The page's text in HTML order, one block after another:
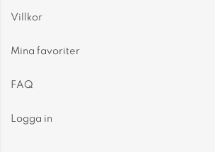
Villkor
Mina favoriter
FAQ
Logga in